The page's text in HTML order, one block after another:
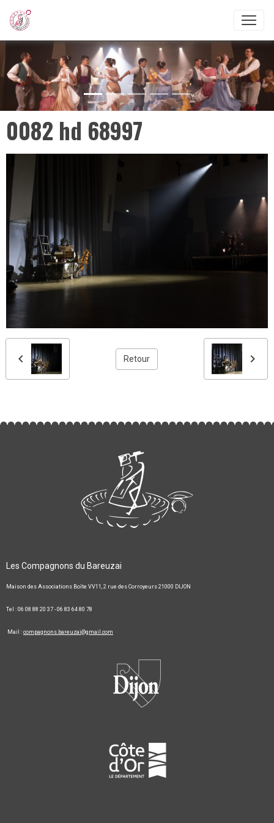
0082 hd 68997
Retour
Les Compagnons du Bareuzai
Maison des Associations Boîte VV11, 2 rue des Corroyeurs 21000 DIJON
Tel : 06 08 88 20 37 - 06 83 64 80 78
Mail : compagnons.bareuzai@gmail.com